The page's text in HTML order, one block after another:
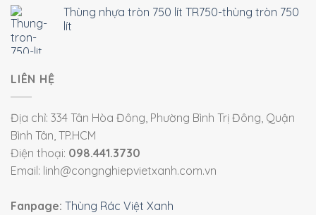
Thùng nhựa tròn 750 lít TR750-thùng tròn 750
lít
LIÊN HỆ
Địa chỉ: 334 Tân Hòa Đông, Phường Bình Trị Đông, Quận
Bình Tân, TP.HCM
Điện thoại: 098.441.3730
Email: linh@congnghiepvietxanh.com.vn
Fanpage: Thùng Rác Việt Xanh